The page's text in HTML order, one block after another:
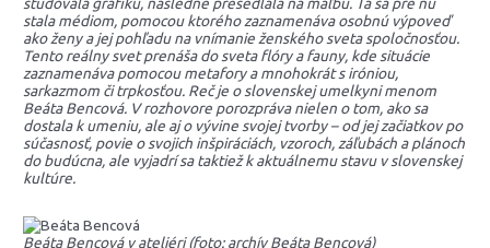
stala médiom, pomocou ktorého zaznamenáva osobnú výpoveď
ako ženy a jej pohľadu na vnímanie ženského sveta spoločnosťou.
Tento reálny svet prenáša do sveta flóry a fauny, kde situácie
zaznamenáva pomocou metafory a mnohokrát s iróniou,
sarkazmom či trpkosťou. Reč je o slovenskej umelkyni menom
Beáta Bencová. V rozhovore porozpráva nielen o tom, ako sa
dostala k umeniu, ale aj o vývine svojej tvorby – od jej začiatkov po
súčasnosť, povie o svojich inšpiráciách, vzoroch, záľubách a plánoch
do budúcna, ale vyjadrí sa taktiež k aktuálnemu stavu v slovenskej
kultúre.
Beáta Bencová v ateliéri (foto: archív Beáta Bencová)